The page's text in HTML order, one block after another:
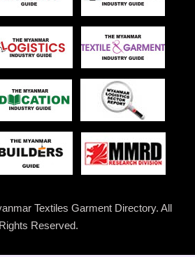
Textiles Garment Directory. All
Rights Reserved.